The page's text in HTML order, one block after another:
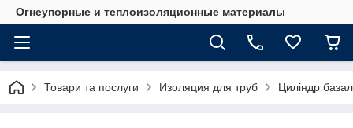
Огнеупорные и теплоизоляционные материалы
Товари та послуги Изоляция для труб Циліндр